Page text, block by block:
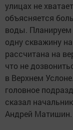
улицах не
объясняется
воды.
одну скважину
рассчитана на
что не
в Верхнем
головное
сказал
Андрей Матишин.